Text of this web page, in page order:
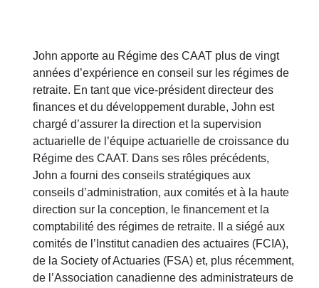
John apporte au Régime des CAAT plus de vingt
années d’expérience en conseil sur les régimes de
retraite. En tant que vice-président directeur des
finances et du développement durable, John est
chargé d’assurer la direction et la supervision
actuarielle de l’équipe actuarielle de croissance du
Régime des CAAT. Dans ses rôles précédents,
John a fourni des conseils stratégiques aux
conseils d’administration, aux comités et à la haute
direction sur la conception, le financement et la
comptabilité des régimes de retraite. Il a siégé aux
comités de l’Institut canadien des actuaires (FCIA),
de la Society of Actuaries (FSA) et, plus récemment,
de l’Association canadienne des administrateurs de